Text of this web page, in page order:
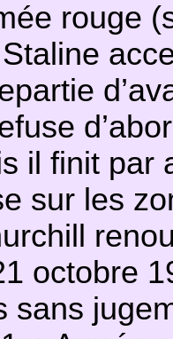
rouge
il finit
sur les
octobre
sans